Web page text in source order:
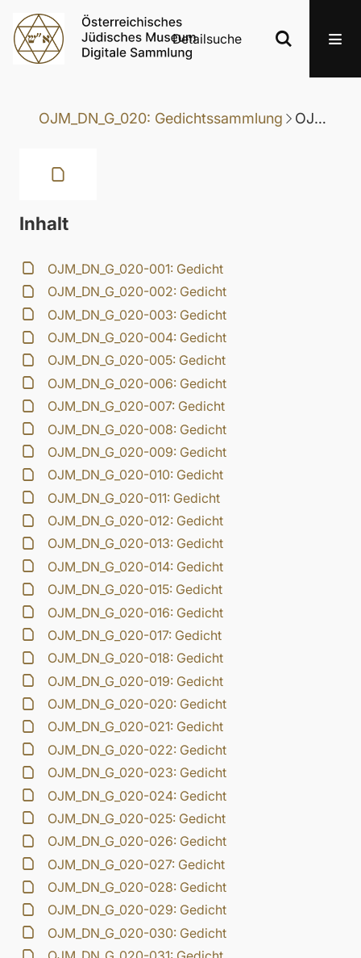
Detailsuche
OJM_DN_G_020: Gedichtssammlung OJM_DN_G_020-016: Gedicht
Inhalt
OJM_DN_G_020-001: Gedicht
OJM_DN_G_020-002: Gedicht
OJM_DN_G_020-003: Gedicht
OJM_DN_G_020-004: Gedicht
OJM_DN_G_020-005: Gedicht
OJM_DN_G_020-006: Gedicht
OJM_DN_G_020-007: Gedicht
OJM_DN_G_020-008: Gedicht
OJM_DN_G_020-009: Gedicht
OJM_DN_G_020-010: Gedicht
OJM_DN_G_020-011: Gedicht
OJM_DN_G_020-012: Gedicht
OJM_DN_G_020-013: Gedicht
OJM_DN_G_020-014: Gedicht
OJM_DN_G_020-015: Gedicht
OJM_DN_G_020-016: Gedicht
OJM_DN_G_020-017: Gedicht
OJM_DN_G_020-018: Gedicht
OJM_DN_G_020-019: Gedicht
OJM_DN_G_020-020: Gedicht
OJM_DN_G_020-021: Gedicht
OJM_DN_G_020-022: Gedicht
OJM_DN_G_020-023: Gedicht
OJM_DN_G_020-024: Gedicht
OJM_DN_G_020-025: Gedicht
OJM_DN_G_020-026: Gedicht
OJM_DN_G_020-027: Gedicht
OJM_DN_G_020-028: Gedicht
OJM_DN_G_020-029: Gedicht
OJM_DN_G_020-030: Gedicht